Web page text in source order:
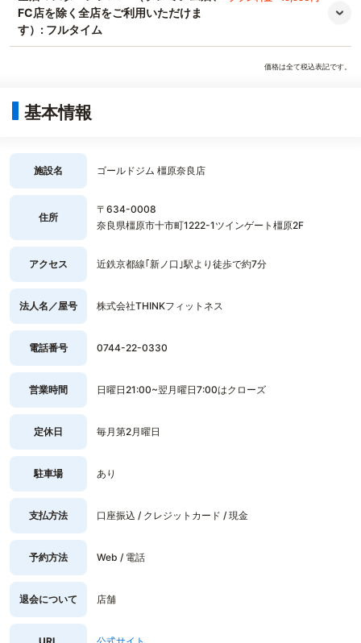
FC店を除く全店をご利用いただけま
す）: フルタイム
価格は全て税込表記です。
基本情報
施設名 ゴールドジム 橿原奈良店
住所
〒634-0008
奈良県橿原市十市町1222-1ツインゲート橿原2F
アクセス 近鉄京都線｢新ノ口｣駅より徒歩で約7分
法人名／屋号 株式会社THINKフィットネス
電話番号 0744-22-0330
営業時間 日曜日21:00~翌月曜日7:00はクローズ
定休日 毎月第2月曜日
駐車場 あり
支払方法 口座振込 / クレジットカード / 現金
予約方法 Web / 電話
退会について 店舗